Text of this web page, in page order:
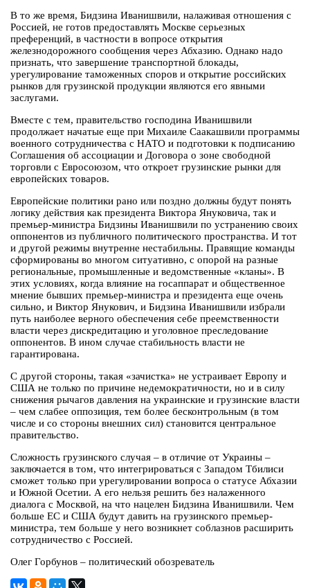
В то же время, Бидзина Иванишвили, налаживая отношения с
Россией, не готов предоставлять Москве серьезных
преференций, в частности в вопросе открытия
железнодорожного сообщения через Абхазию. Однако надо
признать, что завершение транспортной блокады,
урегулирование таможенных споров и открытие российских
рынков для грузинской продукции являются его явными
заслугами.
Вместе с тем, правительство господина Иванишвили
продолжает начатые еще при Михаиле Саакашвили программы
военного сотрудничества с НАТО и подготовки к подписанию
Соглашения об ассоциации и Договора о зоне свободной
торговли с Евросоюзом, что откроет грузинские рынки для
европейских товаров.
Европейские политики рано или поздно должны будут понять
логику действия как президента Виктора Януковича, так и
премьер-министра Бидзины Иванишвили по устранению своих
оппонентов из публичного политического пространства. И тот
и другой режимы внутренне нестабильны. Правящие команды
сформированы во многом ситуативно, с опорой на разные
региональные, промышленные и ведомственные «кланы». В
этих условиях, когда влияние на госаппарат и общественное
мнение бывших премьер-министра и президента еще очень
сильно, и Виктор Янукович, и Бидзина Иванишвили избрали
путь наиболее верного обеспечения себе преемственности
власти через дискредитацию и уголовное преследование
оппонентов. В ином случае стабильность власти не
гарантирована.
С другой стороны, такая «зачистка» не устраивает Европу и
США не только по причине недемократичности, но и в силу
снижения рычагов давления на украинские и грузинские власти
– чем слабее оппозиция, тем более бесконтрольным (в том
числе и со стороны внешних сил) становится центральное
правительство.
Сложность грузинского случая – в отличие от Украины –
заключается в том, что интегрироваться с Западом Тбилиси
сможет только при урегулировании вопроса о статусе Абхазии
и Южной Осетии. А его нельзя решить без налаженного
диалога с Москвой, на что нацелен Бидзина Иванишвили. Чем
больше ЕС и США будут давить на грузинского премьер-
министра, тем больше у него возникнет соблазнов расширить
сотрудничество с Россией.
Олег Горбунов – политический обозреватель